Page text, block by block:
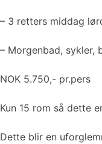
– 3 retters middag
– Morgenbad, sykler,
NOK 5.750,- pr.pers
Kun 15 rom så dette
Dette blir en